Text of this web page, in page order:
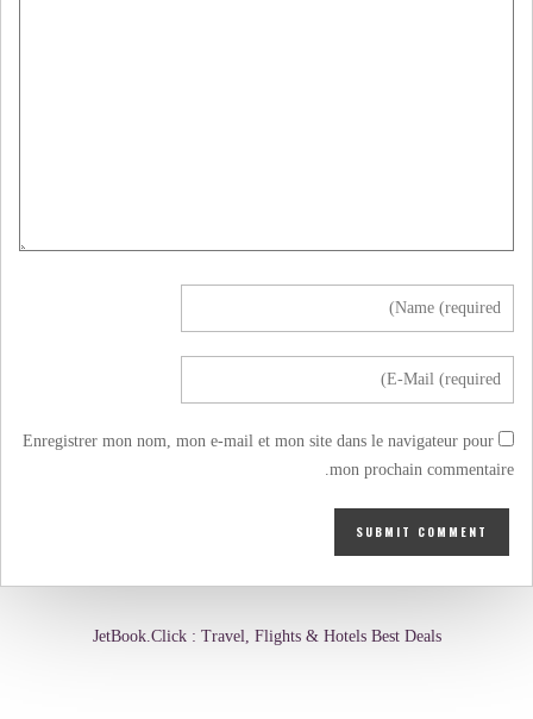
Enregistrer mon nom, mon e-mail et mon site dans le navigateur pour
mon prochain commentaire.
JetBook.Click : Travel, Flights & Hotels Best Deals